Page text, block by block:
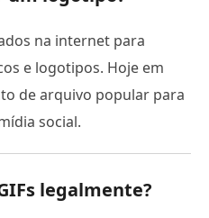
na internet para
e logotipos. Hoje em
de arquivo popular para
social.
legalmente?